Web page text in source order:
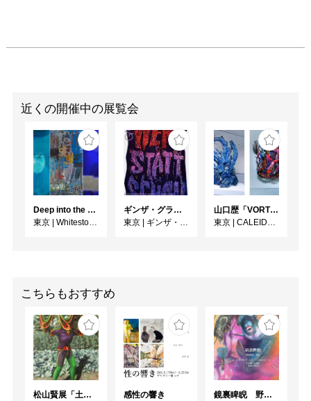
近くの開催中の展覧会
Deep into the Blue―蒼の深層へ：木梨アイネ、名坂千吉郎、猪熊克芳
東京
Whitestone Gallery
ギンザ・グラフィック・ギャラリー第415回企画展 ダフィ・クーネ：ポスターを構築する ―形をつくる、版をつくる、表現をつくる―
東京
ギンザ・グラフィック・ギャラリー
⼭⼝歴「VORTEX」
東京
CALEIDO GINZA THE HUB
こちらもおすすめ
松山賢展「土偶怪人、土器文様画」
感性の響き
鏡裏睥睨 野切浅尾 個展